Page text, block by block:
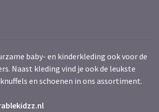
baby- en kinderkleding ook voor de
Naast kleding vind je ook de leukste
en schoenen in ons assortiment.